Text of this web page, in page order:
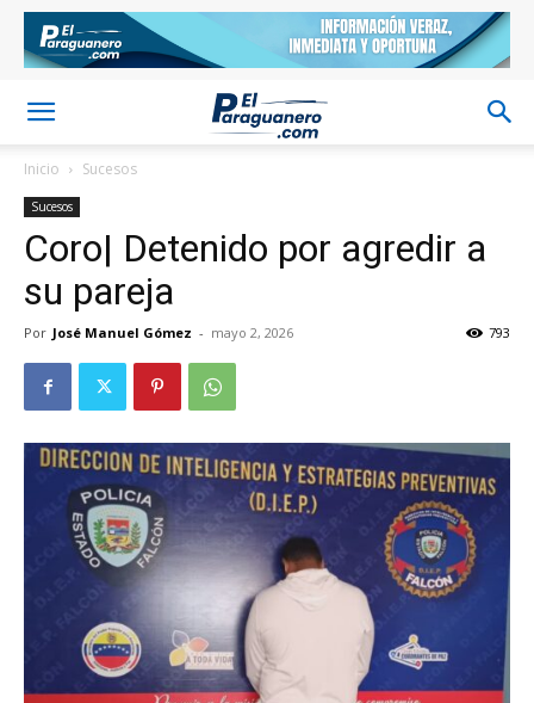
Inicio Sucesos
Sucesos
Coro| Detenido por agredir a
su pareja
Por José Manuel Gómez - mayo 2, 2026 793